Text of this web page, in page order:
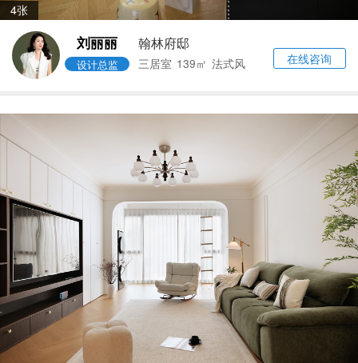
4张
刘丽丽
设计总监
翰林府邸
三居室 139㎡ 法式风 在线咨询